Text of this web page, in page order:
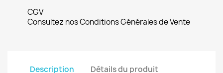
CGV
Consultez nos Conditions Générales de Vente
Description Détails du produit